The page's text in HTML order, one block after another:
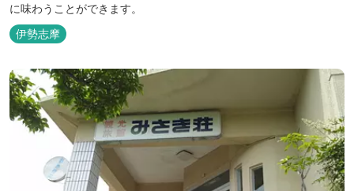
に味わうことができます。
伊勢志摩